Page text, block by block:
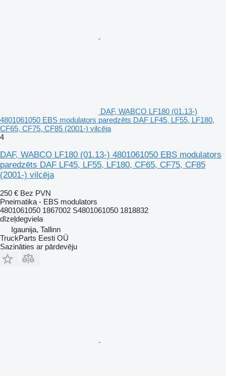
DAF, WABCO LF180 (01.13-)
4801061050 EBS modulators paredzēts DAF LF45, LF55, LF180,
CF65, CF75, CF85 (2001-) vilcēja
4
DAF, WABCO LF180 (01.13-) 4801061050 EBS modulators
paredzēts DAF LF45, LF55, LF180, CF65, CF75, CF85
(2001-) vilcēja
250 € Bez PVN
Pneimatika - EBS modulators
4801061050 1867002 S4801061050 1818832
dīzeļdegviela
Igaunija, Tallinn
TruckParts Eesti OÜ
Sazināties ar pārdevēju